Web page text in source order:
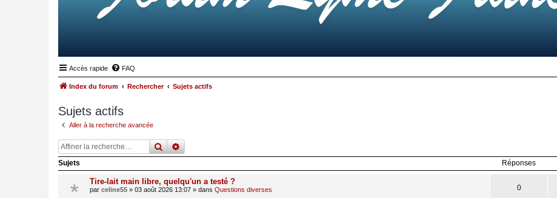
Accès rapide FAQ
Index du forum Rechercher Sujets actifs
Sujets actifs
Aller à la recherche avancée
rechercher
recherche
Sujets Réponses
Tire-lait main libre, quelqu'un a testé ?
par celine55 » 03 août 2026 13:07 » dans Questions diverses 0